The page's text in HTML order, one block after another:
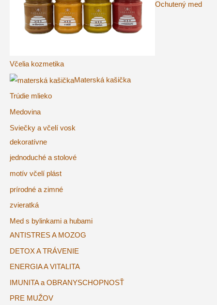
Ochutený med
Včelia kozmetika
Materská kašička
Trúdie mlieko
Medovina
Sviečky a včelí vosk
dekoratívne
jednoduché a stolové
motív včelí plást
prírodné a zimné
zvieratká
Med s bylinkami a hubami
ANTISTRES A MOZOG
DETOX A TRÁVENIE
ENERGIA A VITALITA
IMUNITA a OBRANYSCHOPNOSŤ
PRE MUŽOV